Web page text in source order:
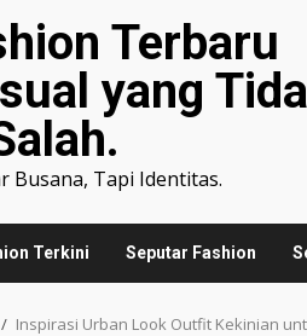
Terbaru
yang
Busana, Tapi Identitas.
Terkini Seputar Fashion
Inspirasi Urban Look Outfit Kekinian